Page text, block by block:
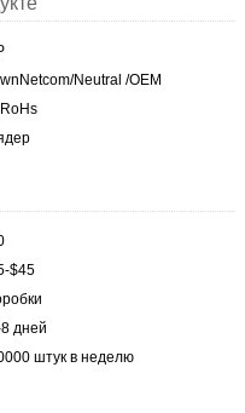
Neutral /OEM
$45
дней
штук в неделю